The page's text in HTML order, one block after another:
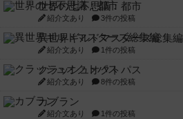
世界の七不思議：都市
紹介文あり 3件の投稿
異世界ギルドマスターズ総集編
紹介文あり 1件の投稿
クラッシュオクトパス
紹介文あり 8件の投稿
カブラン
紹介文あり 1件の投稿